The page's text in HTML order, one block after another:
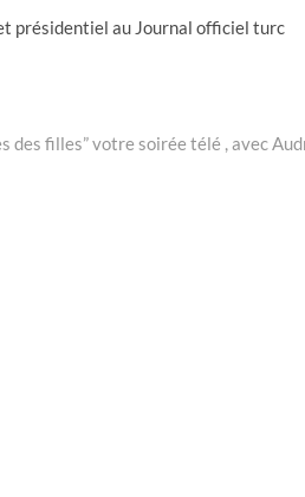
présidentiel au Journal officiel turc
des filles” votre soirée télé , avec